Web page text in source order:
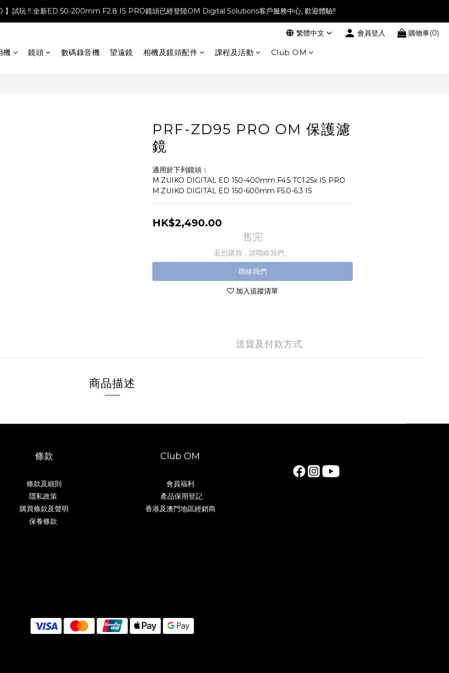
試玩 !! 全新ED 50-200mm F2.8 IS PRO鏡頭已經登陸OM Digital Solutions客戶服務中心, 歡迎體驗!!
繁體中文 會員登入 購物車(0)
機 鏡頭 數碼錄音機 望遠鏡 相機及鏡頭配件 課程及活動 Club OM
PRF-ZD95 PRO OM 保護濾
鏡
適用於下列鏡頭：
M.ZUIKO DIGITAL ED 150-400mm F4.5 TC1.25x IS PRO
M.ZUIKO DIGITAL ED 150-600mm F5.0-6.3 IS
HK$2,490.00
售完
若想購買，請聯絡我們。
聯絡我們
加入追蹤清單
送貨及付款方式
商品描述
條款
條款及細則
隱私政策
購買條款及聲明
保養條款
Club OM
會員福利
產品保用登記
香港及澳門地區經銷商